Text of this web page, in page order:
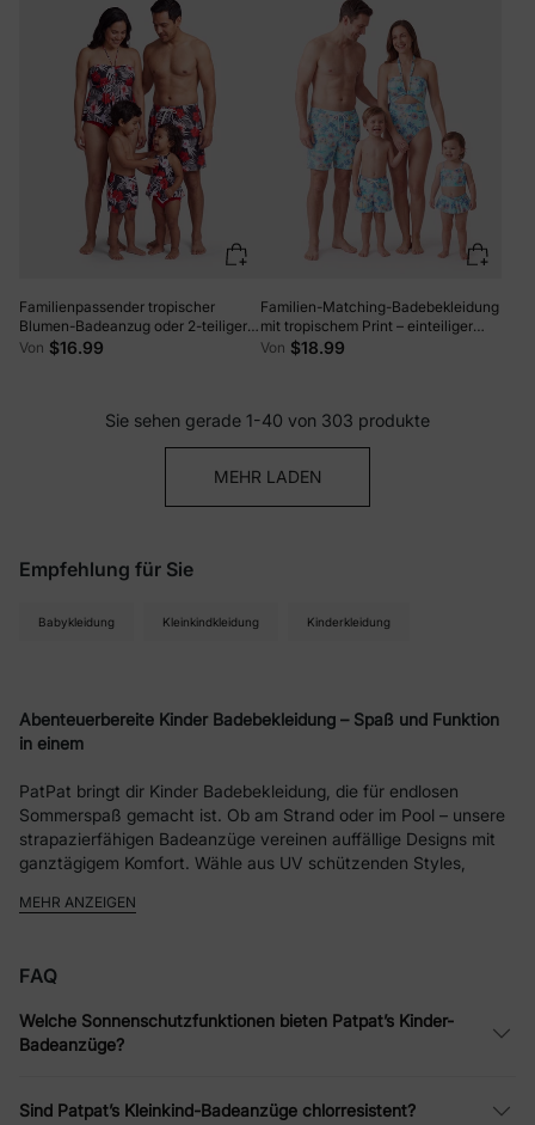
Familienpassender tropischer
Blumen-Badeanzug oder 2-teiliger
Von $16.99
Familien-Matching-Badebekleidung
mit tropischem Print – einteiliger
Badeanzug mit Bindung vorne und
den Sommerstrandurlaub in Hellblau
Von $18.99
Sie sehen gerade 1-40 von 303 produkte
MEHR LADEN
Empfehlung für Sie
Babykleidung Kleinkindkleidung Kinderkleidung
Abenteuerbereite Kinder Badebekleidung – Spaß und Funktion
in einem
PatPat bringt dir Kinder Badebekleidung, die für endlosen
Sommerspaß gemacht ist. Ob am Strand oder im Pool – unsere
strapazierfähigen Badeanzüge vereinen auffällige Designs mit
ganztägigem Komfort. Wähle aus UV schützenden Styles,
und Style perfekt kombinieren.
Schütze sensible Haut mit unserer UPF 50+ Baby Swimwear,
Anzüge. Kombiniert mit Schwimmwindeln oder Sonnenhüten mit
breiter Krempe sind sie ideal für lange Strandtage.
MEHR ANZEIGEN
FAQ
Welche Sonnenschutzfunktionen bieten Patpat’s Kinder-
Badeanzüge?
Sind Patpat’s Kleinkind-Badeanzüge chlorresistent?